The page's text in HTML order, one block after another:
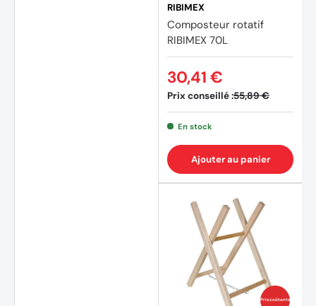
(4
RIBIMEX
Composteur rotatif
RIBIMEX 70L
Prix conseillé :55,89 €
30,41 €
En stock
Ajouter au panier
Prix coûtants